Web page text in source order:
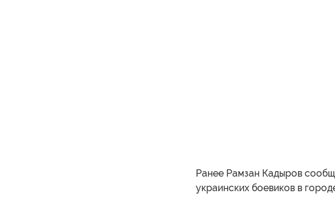
Ранее Рамзан Кадыров
украинских боевиков в